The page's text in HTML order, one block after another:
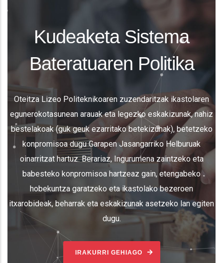
Kudeaketa Sistema
Bateratuaren Politika
Oteitza Lizeo Politeknikoaren zuzendaritzak ikastolaren
egunerokotasunean arauak eta legezko eskakizunak, nahiz
bestelakoak (guk geuk ezarritako betekizunak), betetzeko
konpromisoa dugu Garapen Jasangarriko Helburuak
oinarritzat hartuz. Berariaz, Ingurumena zaintzeko eta
babesteko konpromisoa hartzeaz gain, etengabeko
hobekuntza garatzeko eta ikastolako bezeroen
itxarobideak, beharrak eta eskakizunak asetzeko lan egiten
dugu.
IRAKURRI GEHIAGO